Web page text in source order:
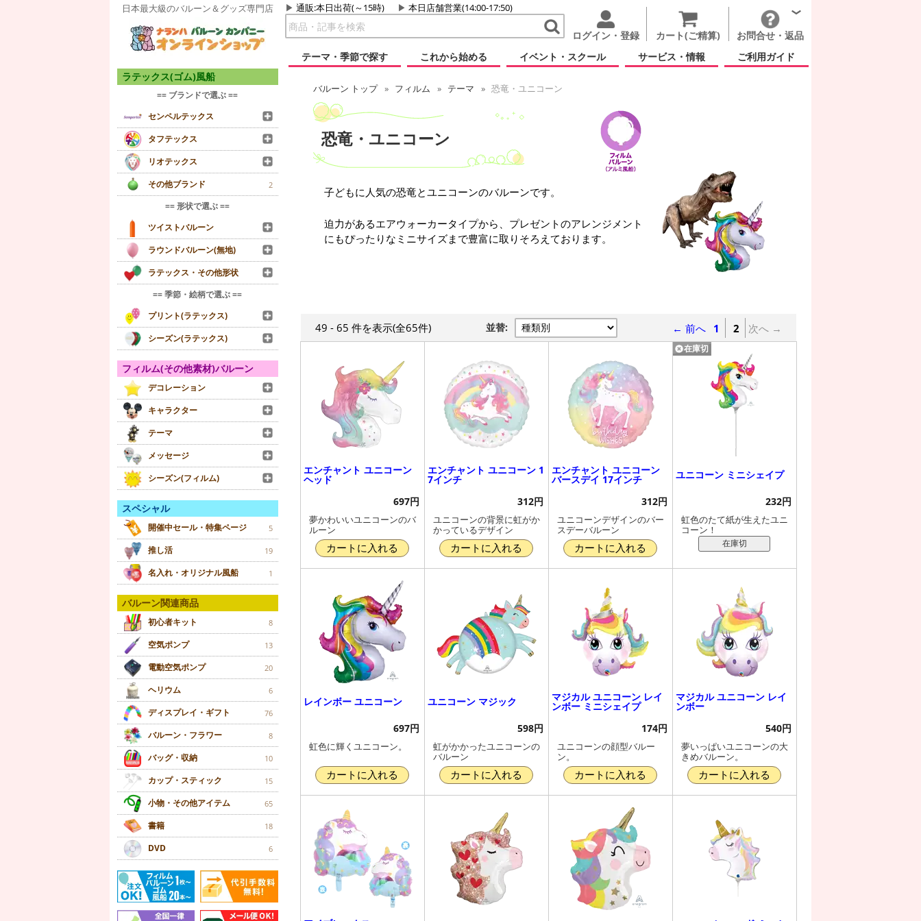
日本最大級のバルーン＆グッズ専門店 通販:本日出荷(～15時) 本日店舗営業(14:00-17:50)
ログイン・登録 カート(ご精算)
お問合せ・返品
テーマ・季節で探す
これから始める イベント・スクール サービス・情報 ご利用ガイド
ラテックス(ゴム)風船
== ブランドで選ぶ ==
センペルテックス
タフテックス
リオテックス
その他ブランド
2
== 形状で選ぶ ==
ツイストバルーン
ラウンドバルーン(無地)
ラテックス・その他形状
== 季節・絵柄で選ぶ ==
プリント(ラテックス)
シーズン(ラテックス)
フィルム(その他素材)バルーン
デコレーション
キャラクター
テーマ
メッセージ
シーズン(フィルム)
スペシャル
開催中セール・特集ページ 5
推し活 19
名入れ・オリジナル風船 1
バルーン関連商品
初心者キット 8
空気ポンプ 13
電動空気ポンプ 20
ヘリウム 6
ディスプレイ・ギフト 76
バルーン・フラワー 8
バッグ・収納 10
カップ・スティック 15
小物・その他アイテム 65
書籍 18
DVD 6
バルーン トップ フィルム テーマ 恐竜・ユニコーン
恐竜・ユニコーン
子どもに人気の恐竜とユニコーンのバルーンです。
迫力があるエアウォーカータイプから、プレゼントのアレンジメント
にもぴったりなミニサイズまで豊富に取りそろえております。
49 - 65 件を表示(全65件) 並替: ← 前へ 1 2 次へ →
エンチャント ユニコーン
ヘッド
697円
夢かわいいユニコーンのバ
ルーン
カートに入れる
エンチャント ユニコーン 1
7インチ
312円
ユニコーンの背景に虹がか
かっているデザイン
カートに入れる
エンチャント ユニコーン
バースデイ 17インチ
312円
ユニコーンデザインのバー
スデーバルーン
カートに入れる
在庫切
ユニコーン ミニシェイプ
232円
虹色のたて紙が生えたユニ
コーン！
在庫切
レインボー ユニコーン
697円
虹色に輝くユニコーン。
カートに入れる
ユニコーン マジック
598円
虹がかかったユニコーンの
バルーン
カートに入れる
マジカル ユニコーン レイ
ンボー ミニシェイプ
174円
ユニコーンの顔型バルー
ン。
カートに入れる
マジカル ユニコーン レイ
ンボー
540円
夢いっぱいユニコーンの大
きめバルーン。
カートに入れる